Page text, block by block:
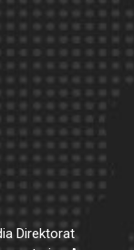
Direktorat